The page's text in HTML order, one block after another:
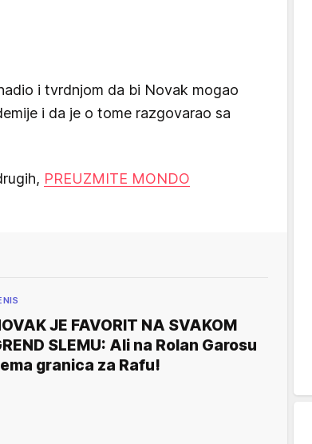
i tvrdnjom da bi Novak mogao
i da je o tome razgovarao sa
PREUZMITE MONDO
JE FAVORIT NA SVAKOM
SLEMU: Ali na Rolan Garosu
granica za Rafu!